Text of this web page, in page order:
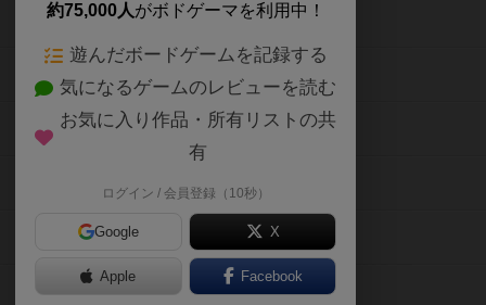
約75,000人がボドゲーマを利用中！
遊んだボードゲームを記録する
気になるゲームのレビューを読む
お気に入り作品・所有リストの共
有
ログイン / 会員登録（10秒）
Google X
Apple Facebook
ボードゲームの新着レビュー
ボードゲーム会情報
メカニクス特集
掲示板・トピックス
ボドとも・会員一覧
ボードゲーム業界コラム